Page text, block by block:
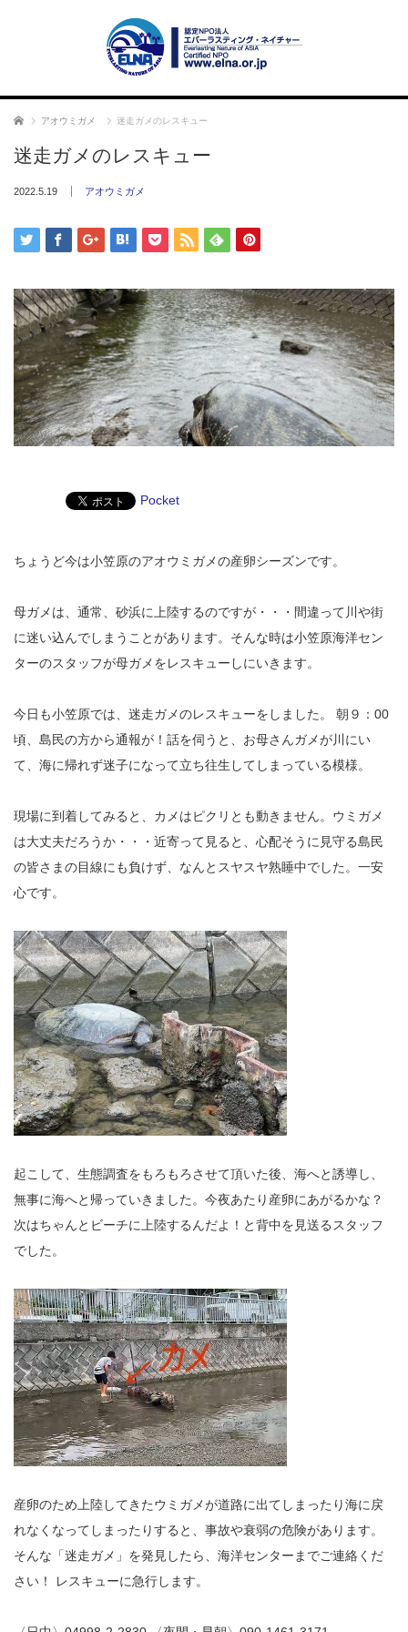
ホーム アオウミガメ 迷走ガメのレスキュー
迷走ガメのレスキュー
2022.5.19 アオウミガメ
Pocket
ちょうど今は小笠原のアオウミガメの産卵シーズンです。
母ガメは、通常、砂浜に上陸するのですが・・・間違って川や街
に迷い込んでしまうことがあります。そんな時は小笠原海洋セン
ターのスタッフが母ガメをレスキューしにいきます。
今日も小笠原では、迷走ガメのレスキューをしました。 朝９：00
頃、島民の方から通報が！話を伺うと、お母さんガメが川にい
て、海に帰れず迷子になって立ち往生してしまっている模様。
現場に到着してみると、カメはピクリとも動きません。ウミガメ
は大丈夫だろうか・・・近寄って見ると、心配そうに見守る島民
の皆さまの目線にも負けず、なんとスヤスヤ熟睡中でした。一安
心です。
起こして、生態調査をもろもろさせて頂いた後、海へと誘導し、
無事に海へと帰っていきました。今夜あたり産卵にあがるかな？
次はちゃんとビーチに上陸するんだよ！と背中を見送るスタッフ
でした。
産卵のため上陸してきたウミガメが道路に出てしまったり海に戻
れなくなってしまったりすると、事故や衰弱の危険があります。
そんな「迷走ガメ」を発見したら、海洋センターまでご連絡くだ
さい！ レスキューに急行します。